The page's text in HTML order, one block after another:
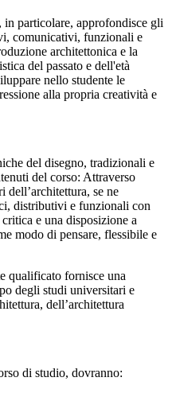
particolare, approfondisce gli
comunicativi, funzionali e
architettonica e la
del passato e dell'età
nello studente le
alla propria creatività e
del disegno, tradizionali e
del corso: Attraverso
dell’architettura, se ne
distributivi e funzionali con
e una disposizione a
modo di pensare, flessibile e
qualificato fornisce una
degli studi universitari e
dell’architettura
di studio, dovranno: